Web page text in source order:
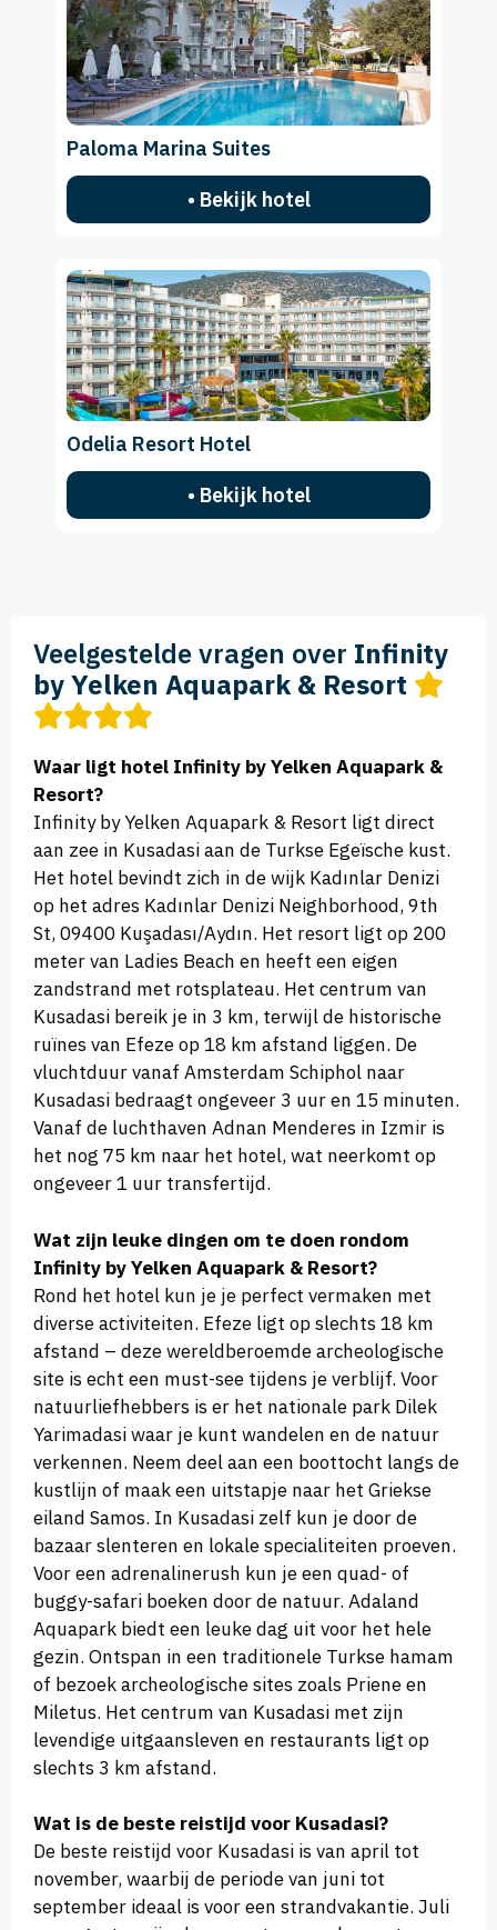
Paloma Marina Suites
• Bekijk hotel
Odelia Resort Hotel
• Bekijk hotel
Veelgestelde vragen over Infinity
by Yelken Aquapark & Resort
Waar ligt hotel Infinity by Yelken Aquapark &
Resort?
Infinity by Yelken Aquapark & Resort ligt direct
aan zee in Kusadasi aan de Turkse Egeïsche kust.
Het hotel bevindt zich in de wijk Kadınlar Denizi
op het adres Kadınlar Denizi Neighborhood, 9th
St, 09400 Kuşadası/Aydın. Het resort ligt op 200
meter van Ladies Beach en heeft een eigen
zandstrand met rotsplateau. Het centrum van
Kusadasi bereik je in 3 km, terwijl de historische
ruïnes van Efeze op 18 km afstand liggen. De
vluchtduur vanaf Amsterdam Schiphol naar
Kusadasi bedraagt ongeveer 3 uur en 15 minuten.
Vanaf de luchthaven Adnan Menderes in Izmir is
het nog 75 km naar het hotel, wat neerkomt op
ongeveer 1 uur transfertijd.
Wat zijn leuke dingen om te doen rondom
Infinity by Yelken Aquapark & Resort?
Rond het hotel kun je je perfect vermaken met
diverse activiteiten. Efeze ligt op slechts 18 km
afstand – deze wereldberoemde archeologische
site is echt een must-see tijdens je verblijf. Voor
natuurliefhebbers is er het nationale park Dilek
Yarimadasi waar je kunt wandelen en de natuur
verkennen. Neem deel aan een boottocht langs de
kustlijn of maak een uitstapje naar het Griekse
eiland Samos. In Kusadasi zelf kun je door de
bazaar slenteren en lokale specialiteiten proeven.
Voor een adrenalinerush kun je een quad- of
buggy-safari boeken door de natuur. Adaland
Aquapark biedt een leuke dag uit voor het hele
gezin. Ontspan in een traditionele Turkse hamam
of bezoek archeologische sites zoals Priene en
Miletus. Het centrum van Kusadasi met zijn
levendige uitgaansleven en restaurants ligt op
slechts 3 km afstand.
Wat is de beste reistijd voor Kusadasi?
De beste reistijd voor Kusadasi is van april tot
november, waarbij de periode van juni tot
september ideaal is voor een strandvakantie. Juli